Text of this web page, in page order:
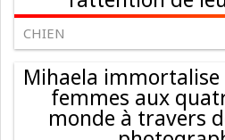
CHIEN
Mihaela immortalise
femmes aux
monde à travers